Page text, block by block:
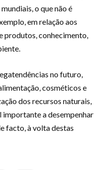
o que não é
em relação aos
produtos, conhecimento,
no futuro,
cosméticos e
dos recursos naturais,
importante a desempenhar
facto, à volta destas